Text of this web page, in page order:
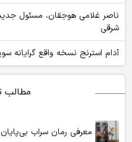
مطالب
معرفی رمان سراب
ناصر غلامی هوجقان، مسئول
شرقی
آدام استرنج نسخه واقع